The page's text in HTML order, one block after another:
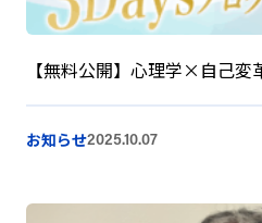
【無料公開】心理学×自己
お知らせ2025.10.07